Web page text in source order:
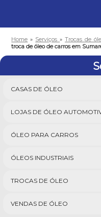
Home » Serviços»Trocas de
troca de óleo de carros em
CASAS DE ÓLEO
LOJAS DE ÓLEO
ÓLEO PARA CARROS
ÓLEOS INDUSTRIAIS
TROCAS DE ÓLEO
VENDAS DE ÓLEO